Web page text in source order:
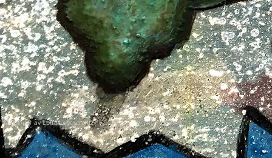
Målningar av Lotta Lagercrantz